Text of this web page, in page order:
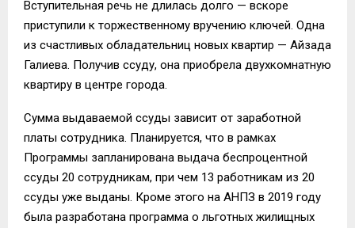
Вступительная речь не длилась долго — вскоре
приступили к торжественному вручению ключей. Одна
из счастливых обладательниц новых квартир — Айзада
Галиева. Получив ссуду, она приобрела двухкомнатную
квартиру в центре города.
Сумма выдаваемой ссуды зависит от заработной
платы сотрудника. Планируется, что в рамках
Программы запланирована выдача беспроцентной
ссуды 20 сотрудникам, при чем 13 работникам из 20
ссуды уже выданы. Кроме этого на АНПЗ в 2019 году
была разработана программа о льготных жилищных